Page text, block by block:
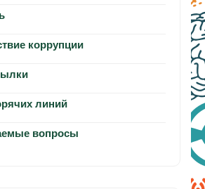
коррупции
линий
вопросы